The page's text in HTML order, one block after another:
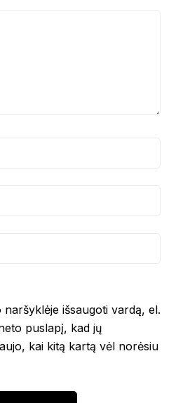
išsaugoti vardą, el.
puslapį, kad jų
kai kitą kartą vėl norėsiu